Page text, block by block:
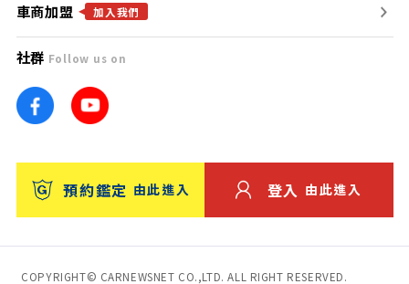
隱私權政策
團隊
車訊網
台灣優良中古車商大獎
找好車
找好店
找海外車
消費者評價
保固
合作夥伴
廣告合作
車商加盟 加入我們
社群 Follow us on
預約鑑定 由此進入 登入 由此進入
COPYRIGHT© CARNEWSNET CO.,LTD. ALL RIGHT RESERVED.